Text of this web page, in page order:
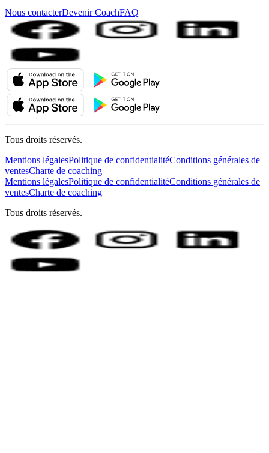
Nous contacterDevenir CoachFAQ
Tous droits réservés.
Mentions légalesPolitique de confidentialitéConditions générales de
ventesCharte de coaching
Mentions légalesPolitique de confidentialitéConditions générales de
ventesCharte de coaching
Tous droits réservés.